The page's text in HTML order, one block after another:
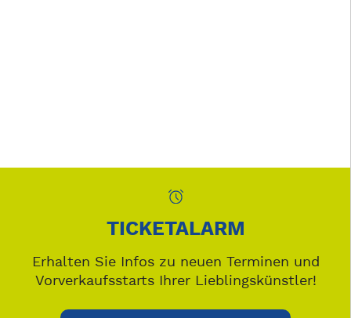
TICKETALARM
Erhalten Sie Infos zu neuen Terminen und
Vorverkaufsstarts Ihrer Lieblingskünstler!